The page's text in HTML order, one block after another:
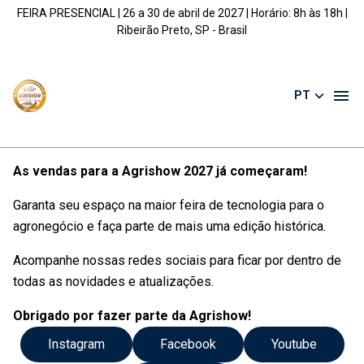
FEIRA PRESENCIAL | 26 a 30 de abril de 2027 | Horário: 8h às 18h |
Ribeirão Preto, SP - Brasil
PT
As vendas para a Agrishow 2027 já começaram!
Garanta seu espaço na maior feira de tecnologia para o
agronegócio e faça parte de mais uma edição histórica.
Acompanhe nossas redes sociais para ficar por dentro de
todas as novidades e atualizações.
Obrigado por fazer parte da Agrishow!
Instagram
Facebook Youtube